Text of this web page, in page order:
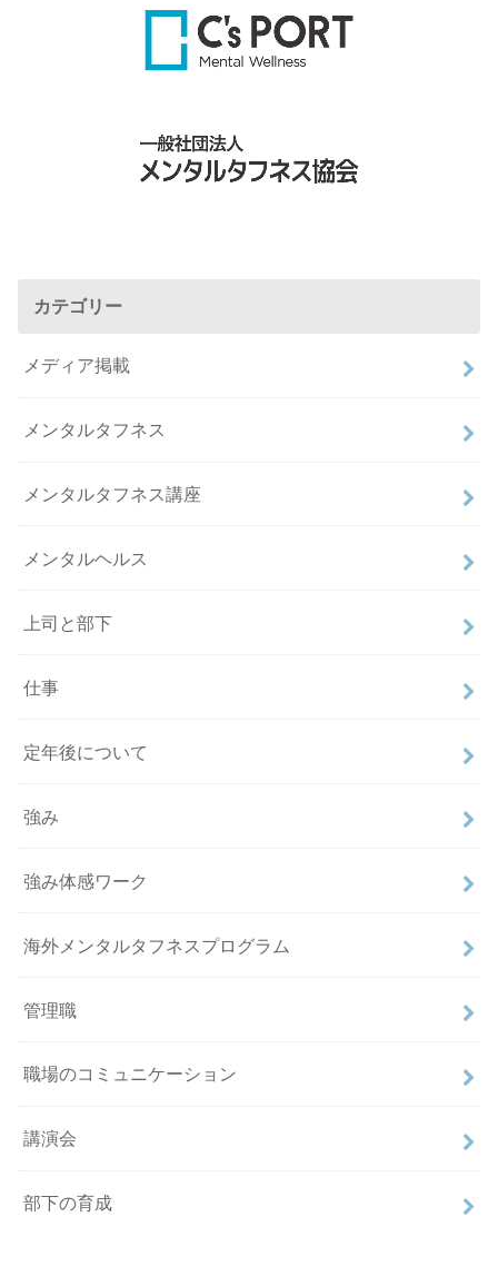
カテゴリー
メディア掲載
メンタルタフネス
メンタルタフネス講座
メンタルヘルス
上司と部下
仕事
定年後について
強み
強み体感ワーク
海外メンタルタフネスプログラム
管理職
職場のコミュニケーション
講演会
部下の育成